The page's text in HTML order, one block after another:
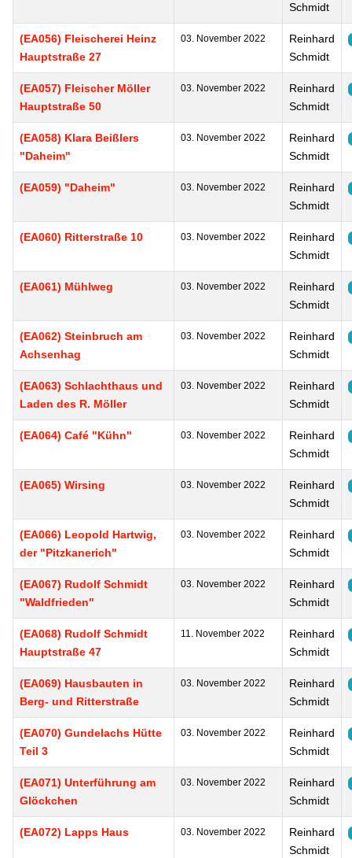
Schmidt
(EA056) Fleischerei Heinz
Hauptstraße 27
03. November 2022
Reinhard
Schmidt
(EA057) Fleischer Möller
Hauptstraße 50
03. November 2022
Reinhard
Schmidt
(EA058) Klara Beißlers
"Daheim"
03. November 2022
Reinhard
Schmidt
(EA059) "Daheim" 03. November 2022
Reinhard
Schmidt
(EA060) Ritterstraße 10 03. November 2022
Reinhard
Schmidt
(EA061) Mühlweg 03. November 2022
Reinhard
Schmidt
(EA062) Steinbruch am
Achsenhag
03. November 2022
Reinhard
Schmidt
(EA063) Schlachthaus und
Laden des R. Möller
03. November 2022
Reinhard
Schmidt
(EA064) Café "Kühn" 03. November 2022
Reinhard
Schmidt
(EA065) Wirsing 03. November 2022
Reinhard
Schmidt
(EA066) Leopold Hartwig,
der "Pitzkanerich"
03. November 2022
Reinhard
Schmidt
(EA067) Rudolf Schmidt
"Waldfrieden"
03. November 2022
Reinhard
Schmidt
(EA068) Rudolf Schmidt
Hauptstraße 47
11. November 2022
Reinhard
Schmidt
(EA069) Hausbauten in
Berg- und Ritterstraße
03. November 2022
Reinhard
Schmidt
(EA070) Gundelachs Hütte
Teil 3
03. November 2022
Reinhard
Schmidt
(EA071) Unterführung am
Glöckchen
03. November 2022
Reinhard
Schmidt
(EA072) Lapps Haus 03. November 2022
Reinhard
Schmidt